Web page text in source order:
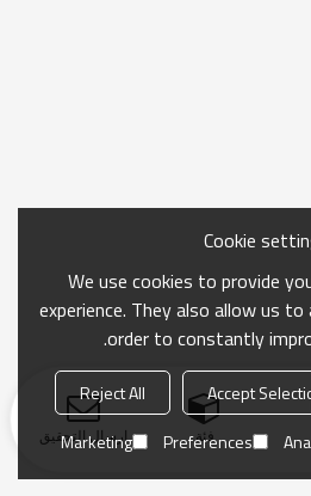
فئة ارسال التحقيق
Cookie
We use cookies to provide
experience. They also allow us to
order to constantly
Accept
Reject All
Preferences
Marketing